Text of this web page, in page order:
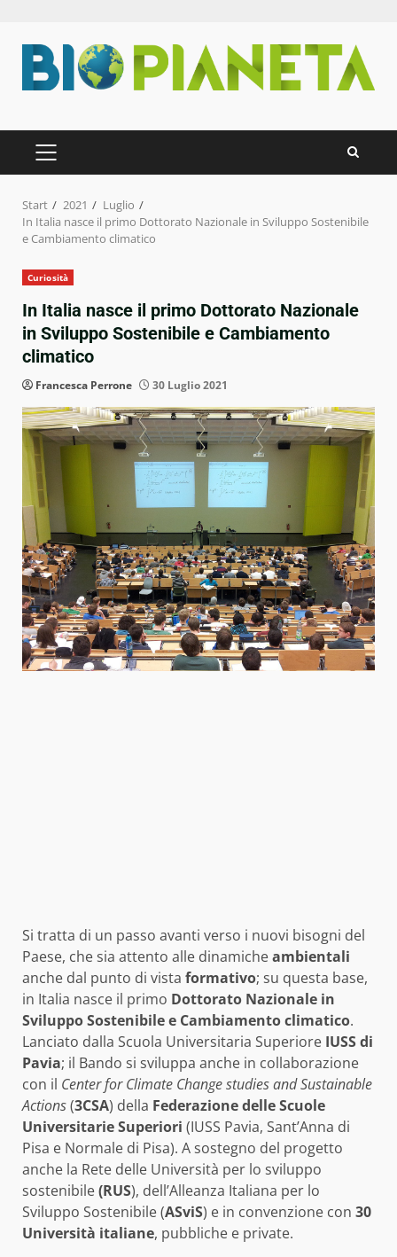
Inhalt
springen
PRIMÄRES
MENÜ
Start 2021
Luglio
In Italia nasce il primo Dottorato Nazionale in Sviluppo Sostenibile
e Cambiamento climatico
Curiosità
In Italia nasce il primo Dottorato Nazionale
in Sviluppo Sostenibile e Cambiamento
climatico
Francesca Perrone 30 Luglio 2021
Si tratta di un passo avanti verso i nuovi bisogni del
Paese, che sia attento alle dinamicheambientali
anche dal punto di vista formativo; su questa base,
in Italia nasce il primo Dottorato Nazionale in
Sviluppo Sostenibile e Cambiamento climatico.
Lanciato dalla Scuola Universitaria Superiore IUSS di
Pavia; il Bando si sviluppa anche in collaborazione
con il Center for Climate Change studies and Sustainable
Actions(3CSA) della Federazione delle Scuole
Universitarie Superiori (IUSS Pavia, Sant’Anna di
Pisa e Normale di Pisa). A sostegno del progetto
anche la Rete delle Università per lo sviluppo
sostenibile(RUS), dell’Alleanza Italiana per lo
Sviluppo Sostenibile (ASviS) e in convenzione con 30
Università italiane, pubbliche e private.